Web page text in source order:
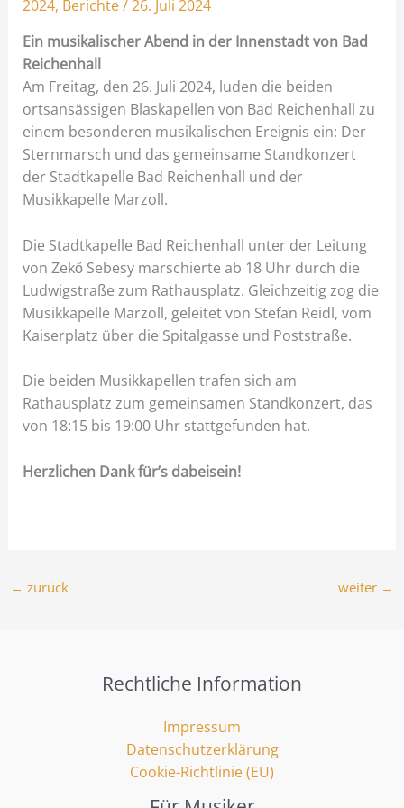
2024, Berichte/26. Juli 2024
Ein musikalischer Abend in der Innenstadt von Bad
Reichenhall
Am Freitag, den 26. Juli 2024, luden die beiden
ortsansässigen Blaskapellen von Bad Reichenhall zu
einem besonderen musikalischen Ereignis ein: Der
Sternmarsch und das gemeinsame Standkonzert
der Stadtkapelle Bad Reichenhall und der
Musikkapelle Marzoll.
Die Stadtkapelle Bad Reichenhall unter der Leitung
von Zekő Sebesy marschierte ab 18 Uhr durch die
Ludwigstraße zum Rathausplatz. Gleichzeitig zog die
Musikkapelle Marzoll, geleitet von Stefan Reidl, vom
Kaiserplatz über die Spitalgasse und Poststraße.
Die beiden Musikkapellen trafen sich am
Rathausplatz zum gemeinsamen Standkonzert, das
von 18:15 bis 19:00 Uhr stattgefunden hat.
Herzlichen Dank für’s dabeisein!
← zurück weiter →
Rechtliche Information
Impressum
Datenschutzerklärung
Cookie-Richtlinie (EU)